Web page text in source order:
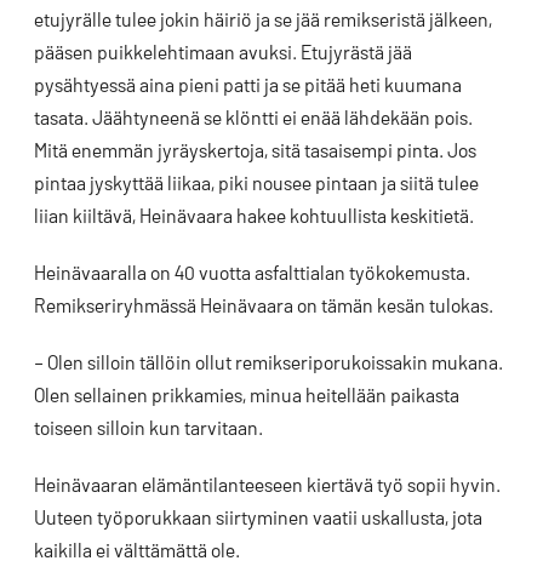
etujyrälle tulee jokin häiriö ja se jää remikseristä jälkeen,
pääsen puikkelehtimaan avuksi. Etujyrästä jää
pysähtyessä aina pieni patti ja se pitää heti kuumana
tasata. Jäähtyneenä se klöntti ei enää lähdekään pois.
Mitä enemmän jyräyskertoja, sitä tasaisempi pinta. Jos
pintaa jyskyttää liikaa, piki nousee pintaan ja siitä tulee
liian kiiltävä, Heinävaara hakee kohtuullista keskitietä.
Heinävaaralla on 40 vuotta asfalttialan työkokemusta.
Remikseriryhmässä Heinävaara on tämän kesän tulokas.
– Olen silloin tällöin ollut remikseriporukoissakin mukana.
Olen sellainen prikkamies, minua heitellään paikasta
toiseen silloin kun tarvitaan.
Heinävaaran elämäntilanteeseen kiertävä työ sopii hyvin.
Uuteen työporukkaan siirtyminen vaatii uskallusta, jota
kaikilla ei välttämättä ole.